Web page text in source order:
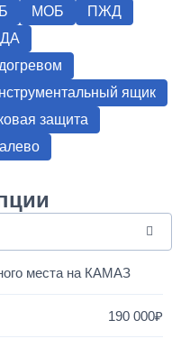
МОБ
ПЖД
ящик
защита
места на КАМАЗ
190 000